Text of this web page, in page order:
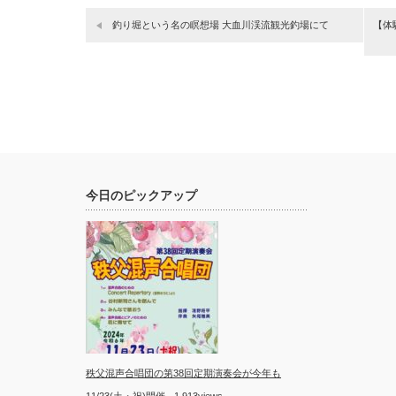
釣り堀という名の瞑想場 大血川渓流観光釣場にて 【
今日のピックアップ
秩父混声合唱団の第38回定期演奏会が今年も